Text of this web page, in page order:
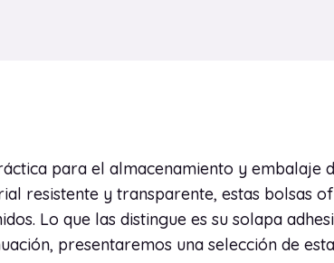
para el almacenamiento y embalaje
resistente y transparente, estas bolsas
Lo que las distingue es su solapa
presentaremos una selección de